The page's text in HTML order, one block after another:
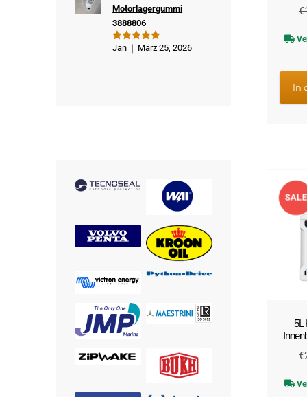
€
In
5L
SALE
€
Bewertet
Motorlagergummi
3888806
Jan März 25, 2026